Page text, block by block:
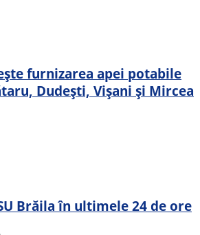
furnizarea apei potabile
Dudești, Vișani și Mircea
Brăila în ultimele 24 de ore